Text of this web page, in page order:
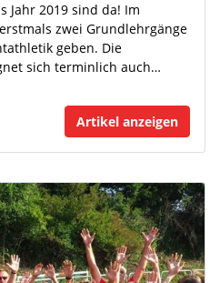
Jahr 2019 sind da! Im
zwei Grundlehrgänge
geben. Die
sich terminlich auch…
Artikel anzeigen